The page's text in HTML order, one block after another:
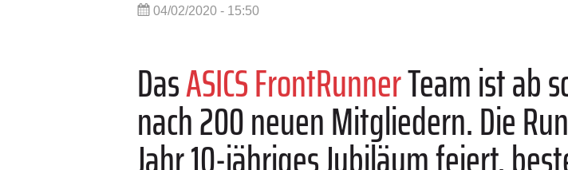
04/02/2020 - 15:50
DasASICS FrontRunnerTeam ist ab
nach 200 neuen Mitgliedern. Die